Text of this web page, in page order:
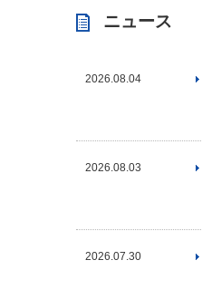
ニュース
2026.08.04
2026.08.03
2026.07.30